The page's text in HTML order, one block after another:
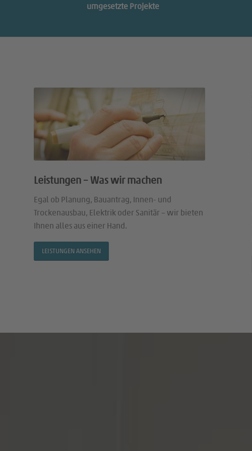
umgesetzte Projekte
Leistungen – Was wir machen
Egal ob Planung, Bauantrag, Innen- und
Trockenausbau, Elektrik oder Sanitär – wir bieten
Ihnen alles aus einer Hand.
LEISTUNGEN ANSEHEN